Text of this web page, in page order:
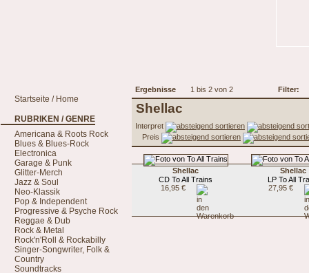
Ergebnisse 1 bis 2 von 2 Filter:
Startseite / Home
RUBRIKEN / GENRE
Americana & Roots Rock
Blues & Blues-Rock
Electronica
Garage & Punk
Glitter-Merch
Jazz & Soul
Neo-Klassik
Pop & Independent
Progressive & Psyche Rock
Reggae & Dub
Rock & Metal
Rock'n'Roll & Rockabilly
Singer-Songwriter, Folk &
Country
Soundtracks
Shellac
Interpret
Preis
Shellac
CD To All Trains
16,95 €
Shellac
LP To All
27,95 €